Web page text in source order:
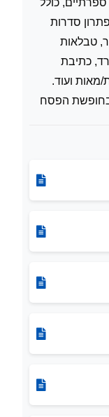
כולל
סדרות
טבלאות
כתיבת
מאות ועוד.
בחופשת הפסח